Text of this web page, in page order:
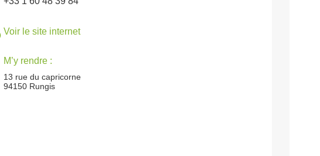
Voir le site internet
M’y rendre :
13 rue du capricorne
94150 Rungis